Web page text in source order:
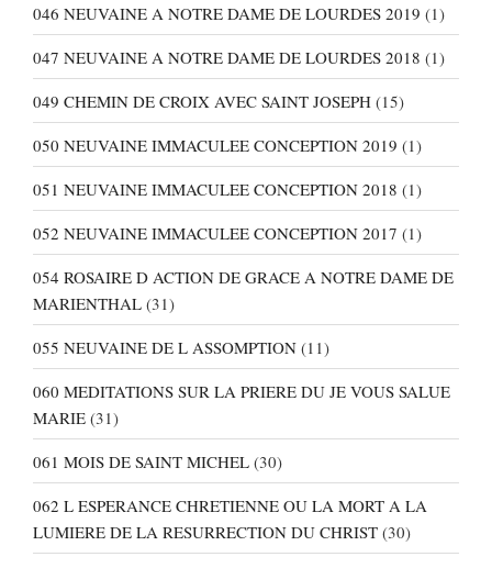
046 NEUVAINE A NOTRE DAME DE LOURDES 2019 (1)
047 NEUVAINE A NOTRE DAME DE LOURDES 2018 (1)
049 CHEMIN DE CROIX AVEC SAINT JOSEPH (15)
050 NEUVAINE IMMACULEE CONCEPTION 2019 (1)
051 NEUVAINE IMMACULEE CONCEPTION 2018 (1)
052 NEUVAINE IMMACULEE CONCEPTION 2017 (1)
054 ROSAIRE D ACTION DE GRACE A NOTRE DAME DE
MARIENTHAL (31)
055 NEUVAINE DE L ASSOMPTION (11)
060 MEDITATIONS SUR LA PRIERE DU JE VOUS SALUE
MARIE (31)
061 MOIS DE SAINT MICHEL (30)
062 L ESPERANCE CHRETIENNE OU LA MORT A LA
LUMIERE DE LA RESURRECTION DU CHRIST (30)